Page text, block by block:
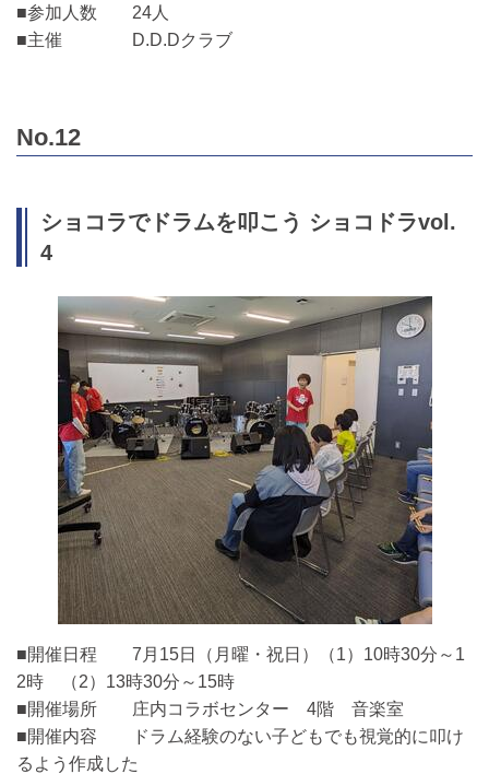
■参加人数 24人
■主催 D.D.Dクラブ
No.12
ショコラでドラムを叩こう ショコドラvol.
4
■開催日程 7月15日（月曜・祝日）（1）10時30分～1
2時 （2）13時30分～15時
■開催場所 庄内コラボセンター 4階 音楽室
■開催内容 ドラム経験のない子どもでも視覚的に叩け
るよう作成した